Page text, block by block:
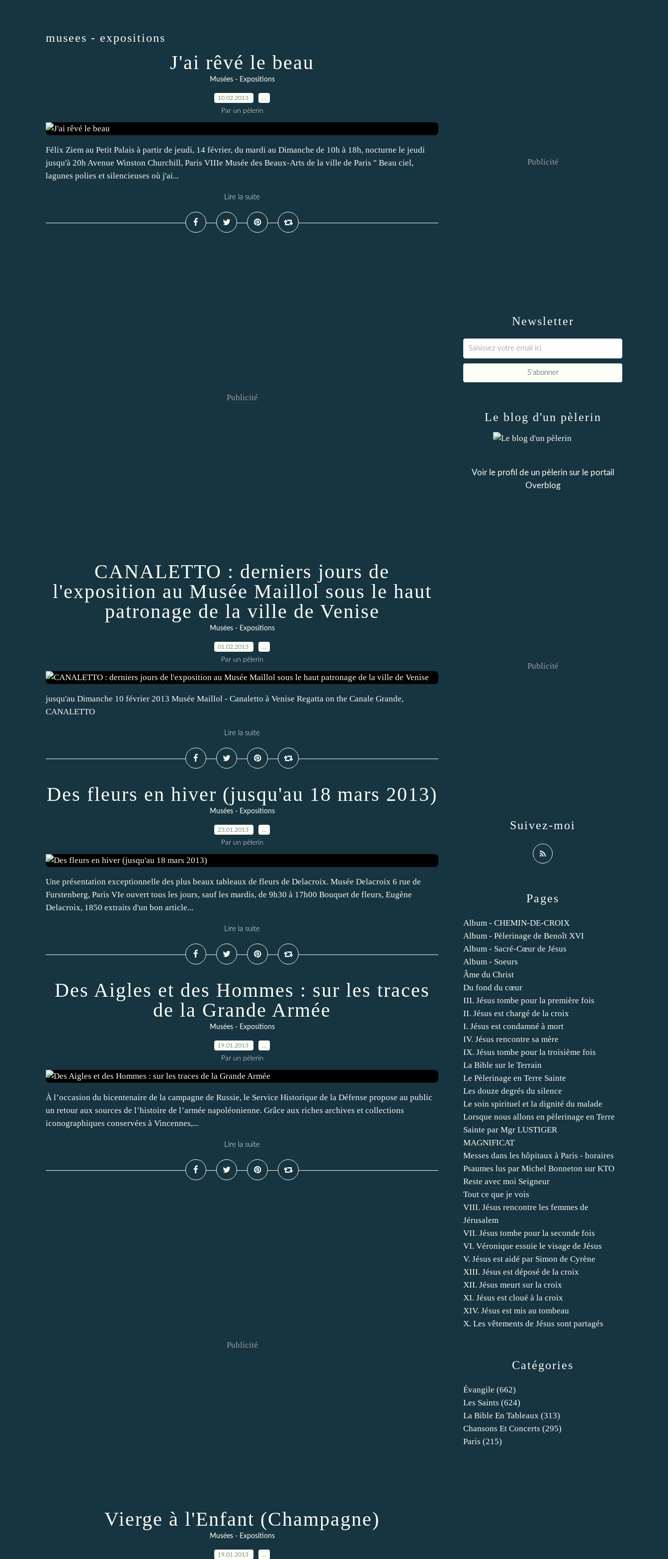
musees - expositions
J'ai rêvé le beau
Musées - Expositions
10.02.2013
Par un pèlerin
Félix Ziem au Petit Palais à partir de jeudi, 14 février, du mardi au Dimanche de 10h à 18h, nocturne le jeudi
jusqu'à 20h Avenue Winston Churchill, Paris VIIIe Musée des Beaux-Arts de la ville de Paris " Beau ciel,
lagunes polies et silencieuses où j'ai...
Lire la suite
Publicité
CANALETTO : derniers jours de
l'exposition au Musée Maillol sous le haut
patronage de la ville de Venise
Musées - Expositions
01.02.2013
Par un pèlerin
jusqu'au Dimanche 10 février 2013 Musée Maillol - Canaletto à Venise Regatta on the Canale Grande,
CANALETTO
Lire la suite
Des fleurs en hiver (jusqu'au 18 mars 2013)
Musées - Expositions
23.01.2013
Par un pèlerin
Une présentation exceptionnelle des plus beaux tableaux de fleurs de Delacroix. Musée Delacroix 6 rue de
Furstenberg, Paris VIe ouvert tous les jours, sauf les mardis, de 9h30 à 17h00 Bouquet de fleurs, Eugène
Delacroix, 1850 extraits d'un bon article...
Lire la suite
Des Aigles et des Hommes : sur les traces
de la Grande Armée
Musées - Expositions
19.01.2013
Par un pèlerin
À l’occasion du bicentenaire de la campagne de Russie, le Service Historique de la Défense propose au public
un retour aux sources de l’histoire de l’armée napoléonienne. Grâce aux riches archives et collections
iconographiques conservées à Vincennes,...
Lire la suite
Publicité
Vierge à l'Enfant (Champagne)
Musées - Expositions
19.01.2013
Newsletter
Publicité
Catégories
Évangile (662)
Les Saints (624)
La Bible En Tableaux (313)
Chansons Et Concerts (295)
Paris (215)
Pages
Album - CHEMIN-DE-CROIX
Album - Pèlerinage de Benoît XVI
Album - Sacré-Cœur de Jésus
Album - Soeurs
Âme du Christ
Du fond du cœur
III. Jésus tombe pour la première fois
II. Jésus est chargé de la croix
I. Jésus est condamné à mort
IV. Jésus rencontre sa mère
IX. Jésus tombe pour la troisième fois
La Bible sur le Terrain
Le Pèlerinage en Terre Sainte
Les douze degrés du silence
Le soin spirituel et la dignité du malade
Lorsque nous allons en pèlerinage en Terre
Sainte par Mgr LUSTIGER
MAGNIFICAT
Messes dans les hôpitaux à Paris - horaires
Psaumes lus par Michel Bonneton sur KTO
Reste avec moi Seigneur
Tout ce que je vois
VIII. Jésus rencontre les femmes de
Jérusalem
VII. Jésus tombe pour la seconde fois
VI. Véronique essuie le visage de Jésus
V. Jésus est aidé par Simon de Cyrène
XIII. Jésus est déposé de la croix
XII. Jésus meurt sur la croix
XI. Jésus est cloué à la croix
XIV. Jésus est mis au tombeau
X. Les vêtements de Jésus sont partagés
Le blog d'un pèlerin
Voir le profil de un pèlerinsur le portail
Overblog
Suivez-moi
Publicité